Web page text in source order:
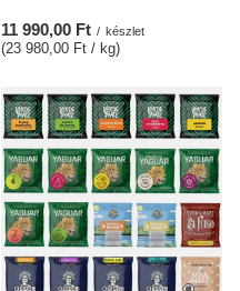
11 990,00 Ft / készlet
(23 980,00 Ft / kg)